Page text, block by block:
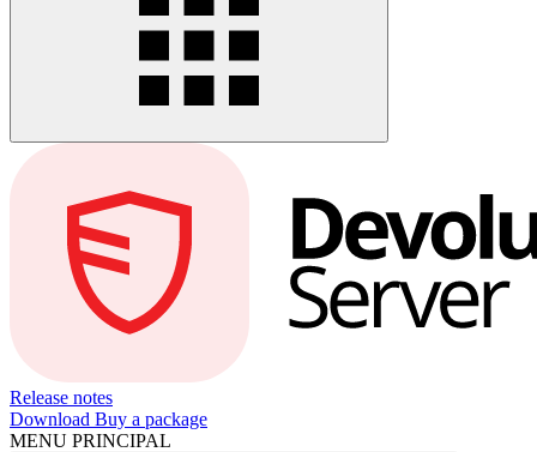
Release notes
Download Buy a package
MENU PRINCIPAL